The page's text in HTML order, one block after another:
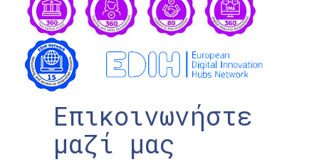
Επικοινωνήστε
μαζί μας